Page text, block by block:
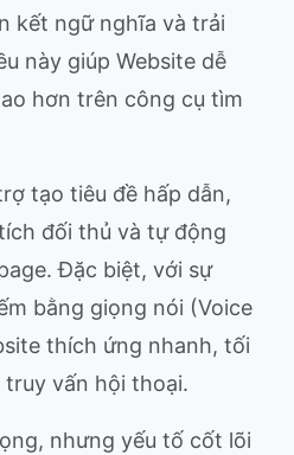
kết ngữ nghĩa và trải
này giúp Website dễ
hơn trên công cụ tìm
tạo tiêu đề hấp dẫn,
đối thủ và tự động
Đặc biệt, với sự
bằng giọng nói (Voice
thích ứng nhanh, tối
vấn hội thoại.
nhưng yếu tố cốt lõi